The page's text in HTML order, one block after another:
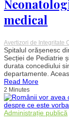
medical
Avertizori de Integritate
Spitalul orășenesc
Secției de Pediatrie
durata concediului
departamente.
Read More
2 Minutes
Administrație publică